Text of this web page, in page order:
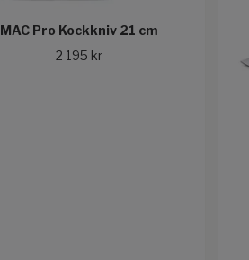
MAC Pro Kockkniv 21 cm
2 195 kr